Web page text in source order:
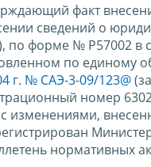
факт
сведений о
форме № Р57002 в
по единому
г. № САЭ-3-09/123@
номер
изменениями,
нормативных